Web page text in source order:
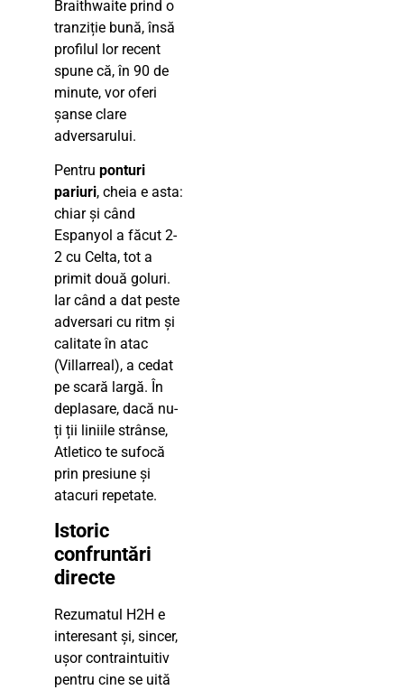
Braithwaite prind o
tranziție bună, însă
profilul lor recent
spune că, în 90 de
minute, vor oferi
șanse clare
adversarului.
Pentru ponturi
pariuri, cheia e asta:
chiar și când
Espanyol a făcut 2-
2 cu Celta, tot a
primit două goluri.
Iar când a dat peste
adversari cu ritm și
calitate în atac
(Villarreal), a cedat
pe scară largă. În
deplasare, dacă nu-
ți ții liniile strânse,
Atletico te sufocă
prin presiune și
atacuri repetate.
Istoric
confruntări
directe
Rezumatul H2H e
interesant și, sincer,
ușor contraintuitiv
pentru cine se uită